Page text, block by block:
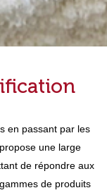
en passant par les
une large
de répondre aux
de produits